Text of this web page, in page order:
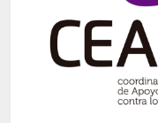
Justicia Universal
Derechos